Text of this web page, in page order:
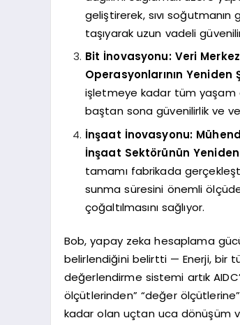
geliştirerek, sıvı soğutmanın
taşıyarak uzun vadeli
Bit İnovasyonu: Veri
Operasyonlarının Yeniden
işletmeye kadar tüm yaşam
baştan sona güvenilirlik ve
İnşaat İnovasyonu:
İnşaat Sektörünün
tamamı fabrikada
sunma süresini önemli ölçüde
çoğaltılmasını sağlıyor.
Bob, yapay zeka hesaplama
belirlendiğini belirtti — Enerji, bir
değerlendirme sistemi artık
ölçütlerinden” “değer
kadar olan uçtan uca dönüşüm